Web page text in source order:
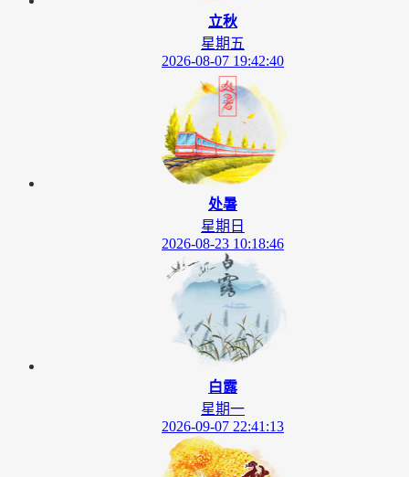
立秋
星期五
2026-08-07 19:42:40
处暑
星期日
2026-08-23 10:18:46
白露
星期一
2026-09-07 22:41:13